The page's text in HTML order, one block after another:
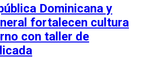
Dominicana y
fortalecen cultura
con taller de